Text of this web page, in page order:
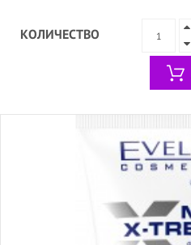
КОЛИЧЕСТВО